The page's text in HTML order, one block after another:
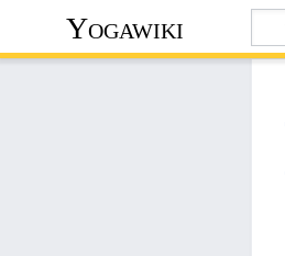
Yogawiki